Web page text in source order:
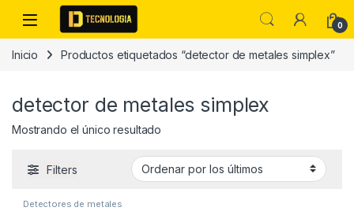
Skip to navigation
Skip to content
0
Inicio Productos etiquetados “detector de metales simplex”
detector de metales simplex
Mostrando el único resultado
Filters
Detectores de metales